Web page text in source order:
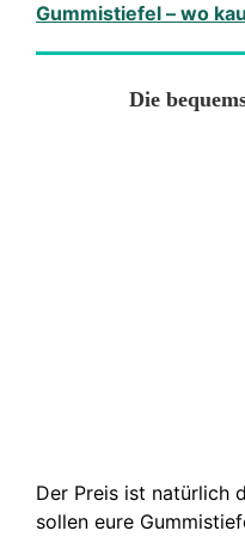
Gummistiefel – wo
Die
Der Preis ist natürlich
sollen eure